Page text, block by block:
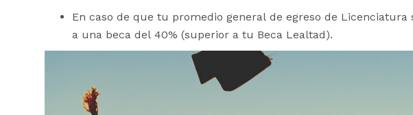
En caso de que tu promedio general de egreso de Licenciatura
a una beca del 40% (superior a tu Beca Lealtad).